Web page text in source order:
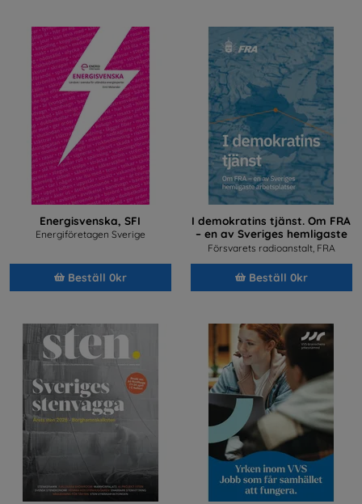
Energisvenska, SFI
Energiföretagen Sverige
Beställ 0kr
I demokratins tjänst. Om FRA
– en av Sveriges hemligaste
arbetsplatser
Försvarets radioanstalt, FRA
Beställ 0kr